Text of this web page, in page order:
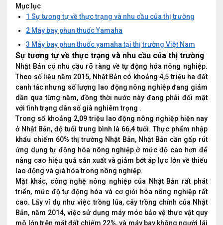
Mục lục
1 Sự tương tự về thực trạng và nhu cầu của thị trường
2 Máy bay phun thuốc Yamaha
3 Máy bay phun thuốc yamaha tại thị trường Việt Nam
Sự tương tự về thực trạng và nhu cầu của thị trường
Nhật Bản có nhu cầu rõ ràng về tự động hóa nông nghiệp.
Theo số liệu năm 2015, Nhật Bản có khoảng 4,5 triệu ha đất
canh tác nhưng số lượng lao động nông nghiệp đang giảm
dần qua từng năm, đồng thời nước này đang phải đối mặt
với tình trạng dân số già nghiêm trọng .
Trong số khoảng 2,09 triệu lao động nông nghiệp hiện nay
ở Nhật Bản, độ tuổi trung bình là 66,4 tuổi. Thực phẩm nhập
khẩu chiếm 60% thị trường Nhật Bản, Nhật Bản cần gấp rút
ứng dụng tự động hóa nông nghiệp ở mức độ cao hơn để
nâng cao hiệu quả sản xuất và giảm bớt áp lực lớn về thiếu
lao động và già hóa trong nông nghiệp.
Mặt khác, công nghệ nông nghiệp của Nhật Bản rất phát
triển, mức độ tự động hóa và cơ giới hóa nông nghiệp rất
cao. Lấy ví dụ như việc trồng lúa, cây trồng chính của Nhật
Bản, năm 2014, việc sử dụng máy móc bảo vệ thực vật quy
mô lớn trên mặt đất chiếm 22%, và máy bay không người lái